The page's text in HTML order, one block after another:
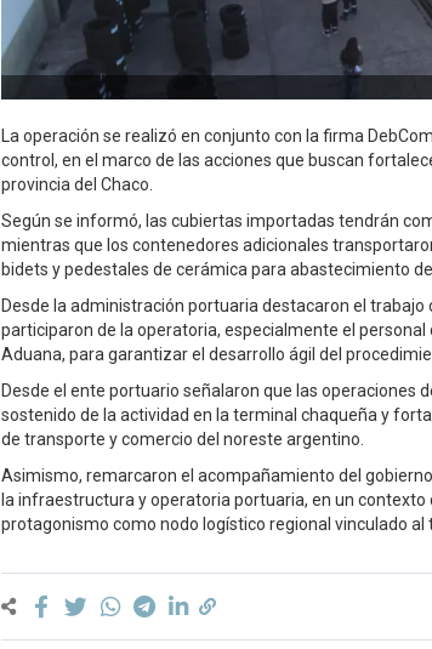
La operación se realizó en conjunto con la firma
control, en el marco de las acciones que buscan
provincia del Chaco.
Según se informó, las cubiertas importadas tendrán
mientras que los contenedores adicionales
bidets y pedestales de cerámica para abastecimiento
Desde la administración portuaria destacaron el
participaron de la operatoria, especialmente el
Aduana, para garantizar el desarrollo ágil del
Desde el ente portuario señalaron que las operaciones
sostenido de la actividad en la terminal chaqueña y
de transporte y comercio del noreste argentino.
Asimismo, remarcaron el acompañamiento del
la infraestructura y operatoria portuaria, en un
protagonismo como nodo logístico regional vinculado al